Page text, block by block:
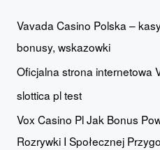
Vavada Casino Polska –
bonusy, wskazowki
Oficjalna strona internetowa
slottica pl test
Vox Casino Pl Jak Bonus
Rozrywki I Społecznej